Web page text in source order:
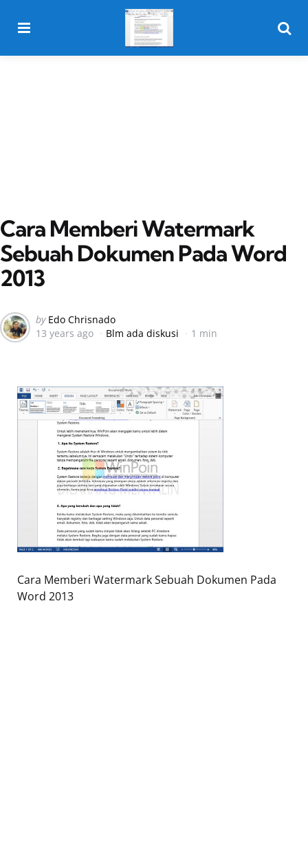
Cara Memberi Watermark
Sebuah Dokumen Pada Word
2013
Posted
by
by Edo Chrisnado
13 years ago
Blm ada diskusi 1 min
Cara Memberi Watermark Sebuah Dokumen Pada
Word 2013